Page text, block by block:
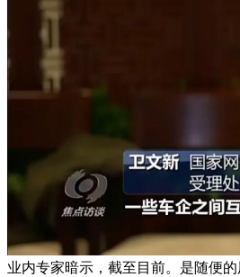
业内专家暗示，截至目前。是随便